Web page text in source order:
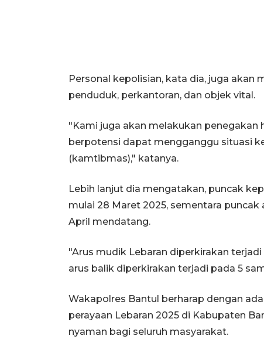
Personal kepolisian, kata dia, juga
penduduk, perkantoran, dan objek vital.
"Kami juga akan melakukan
berpotensi dapat mengganggu situasi
(kamtibmas)," katanya.
Lebih lanjut dia mengatakan, puncak
mulai 28 Maret 2025, sementara
April mendatang.
"Arus mudik Lebaran diperkirakan
arus balik diperkirakan terjadi pada 5
Wakapolres Bantul berharap dengan
perayaan Lebaran 2025 di Kabupaten
nyaman bagi seluruh masyarakat.